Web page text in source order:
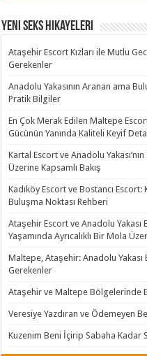
Yeni Seks Hikayeleri
Ataşehir Escort Kızları ile Mutlu
Gerekenler
Anadolu Yakasının Aranan ama
Pratik Bilgiler
En Çok Merak Edilen Maltepe
Gücünün Yanında Kaliteli Keyif
Kartal Escort ve Anadolu
Üzerine Kapsamlı Bakış
Kadıköy Escort ve Bostancı
Buluşma Noktası Rehberi
Ataşehir Escort ve Anadolu
Yaşamında Ayrıcalıklı Bir Mola
Maltepe, Ataşehir: Anadolu Yakası
Gerekenler
Ataşehir ve Maltepe Bölgelerinde
Veresiye Yazdıran ve Ödemeyen
Kuzenim Beni İçirip Sabaha Kadar